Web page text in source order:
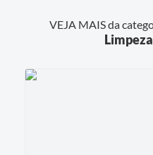
VEJA MAIS da